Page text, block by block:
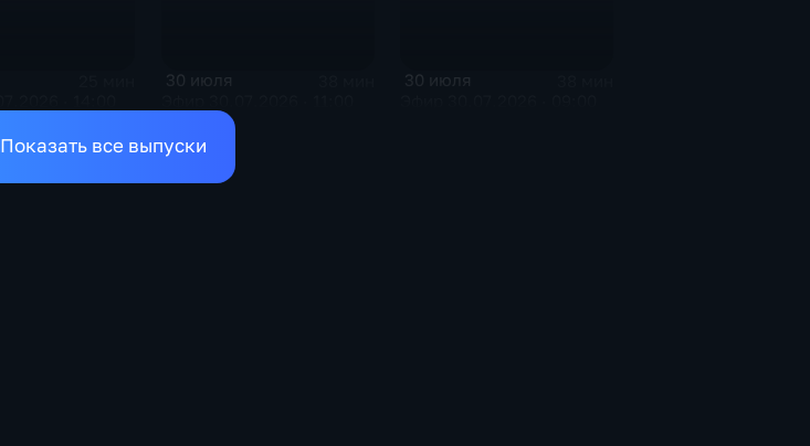
30 июля 30 июля
Показать все выпуски